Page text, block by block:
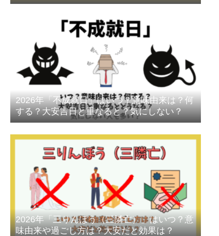
2026年「不成就日」はいつ？意味由来は？何
する？大安吉日と重なると？気にしない？
2026年「三りんぼう（三隣亡）」はいつ？意
味由来や過ごし方は？大安だと効果は？